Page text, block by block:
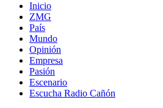
Inicio
ZMG
País
Mundo
Opinión
Empresa
Pasión
Escenario
Escucha Radio Cañón